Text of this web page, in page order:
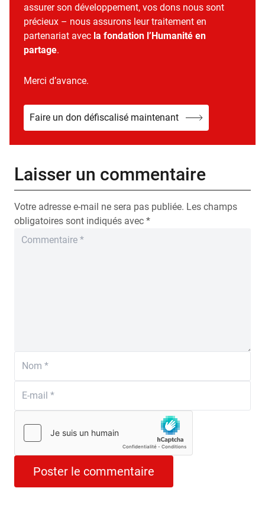
assurer son développement, vos dons nous sont
précieux – nous assurons leur traitement en
partenariat avec la fondation l’Humanité en
partage.
Merci d’avance.
Faire un don défiscalisé maintenant
Laisser un commentaire
Votre adresse e-mail ne sera pas publiée. Les champs
obligatoires sont indiqués avec *